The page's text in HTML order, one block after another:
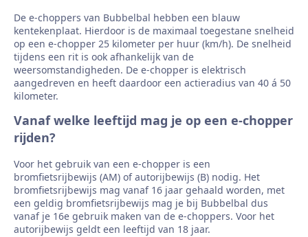
De e-choppers van Bubbelbal hebben een blauw
kentekenplaat. Hierdoor is de maximaal toegestane snelheid
op een e-chopper 25 kilometer per huur (km/h). De snelheid
tijdens een rit is ook afhankelijk van de
weersomstandigheden. De e-chopper is elektrisch
aangedreven en heeft daardoor een actieradius van 40 á 50
kilometer.
Vanaf welke leeftijd mag je op een e-chopper
rijden?
Voor het gebruik van een e-chopper is een
bromfietsrijbewijs (AM) of autorijbewijs (B) nodig. Het
bromfietsrijbewijs mag vanaf 16 jaar gehaald worden, met
een geldig bromfietsrijbewijs mag je bij Bubbelbal dus
vanaf je 16e gebruik maken van de e-choppers. Voor het
autorijbewijs geldt een leeftijd van 18 jaar.